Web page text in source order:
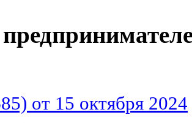
от 15 октября 2024